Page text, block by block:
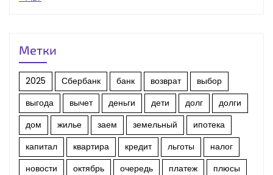
Метки
2025 Сбербанк банк возврат
выбор
выгода
вычет деньги дети долг
долги
дом
жилье заем земельный
ипотека
капитал
квартира кредит льготы
налог
новости
октябрь очередь платеж
плюсы